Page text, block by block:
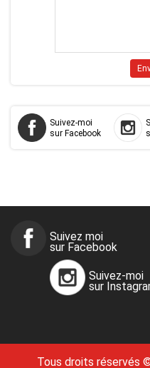
Suivez-moi
sur Facebook
Suivez moi
sur Facebook
Suivez-moi
sur
Tous droits réservés